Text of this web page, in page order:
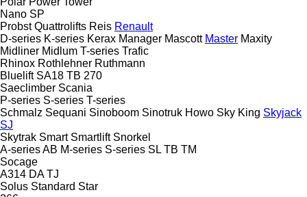
Nano SP
Probst Quattrolifts Reis Renault
D-series K-series Kerax Manager Mascott Master Maxity
Midliner Midlum T-series Trafic
Rhinox Rothlehner Ruthmann
Bluelift SA18 TB 270
Saeclimber Scania
P-series S-series T-series
Schmalz Sequani Sinoboom Sinotruk Howo Sky King Skyjack
SJ
Skytrak Smart Smartlift Snorkel
A-seriesAB M-series S-series SL TB TM
Socage
A314 DA TJ
Solus Standard Star